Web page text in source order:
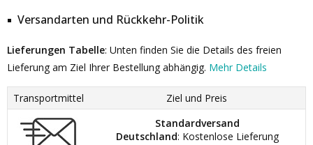
Versandarten und Rückkehr-Politik
Lieferungen Tabelle: Unten finden Sie die Details des freien
Lieferung am Ziel Ihrer Bestellung abhängig. Mehr Details
Transportmittel
Ziel und Preis
Standardversand
Deutschland: Kostenlose Lieferung